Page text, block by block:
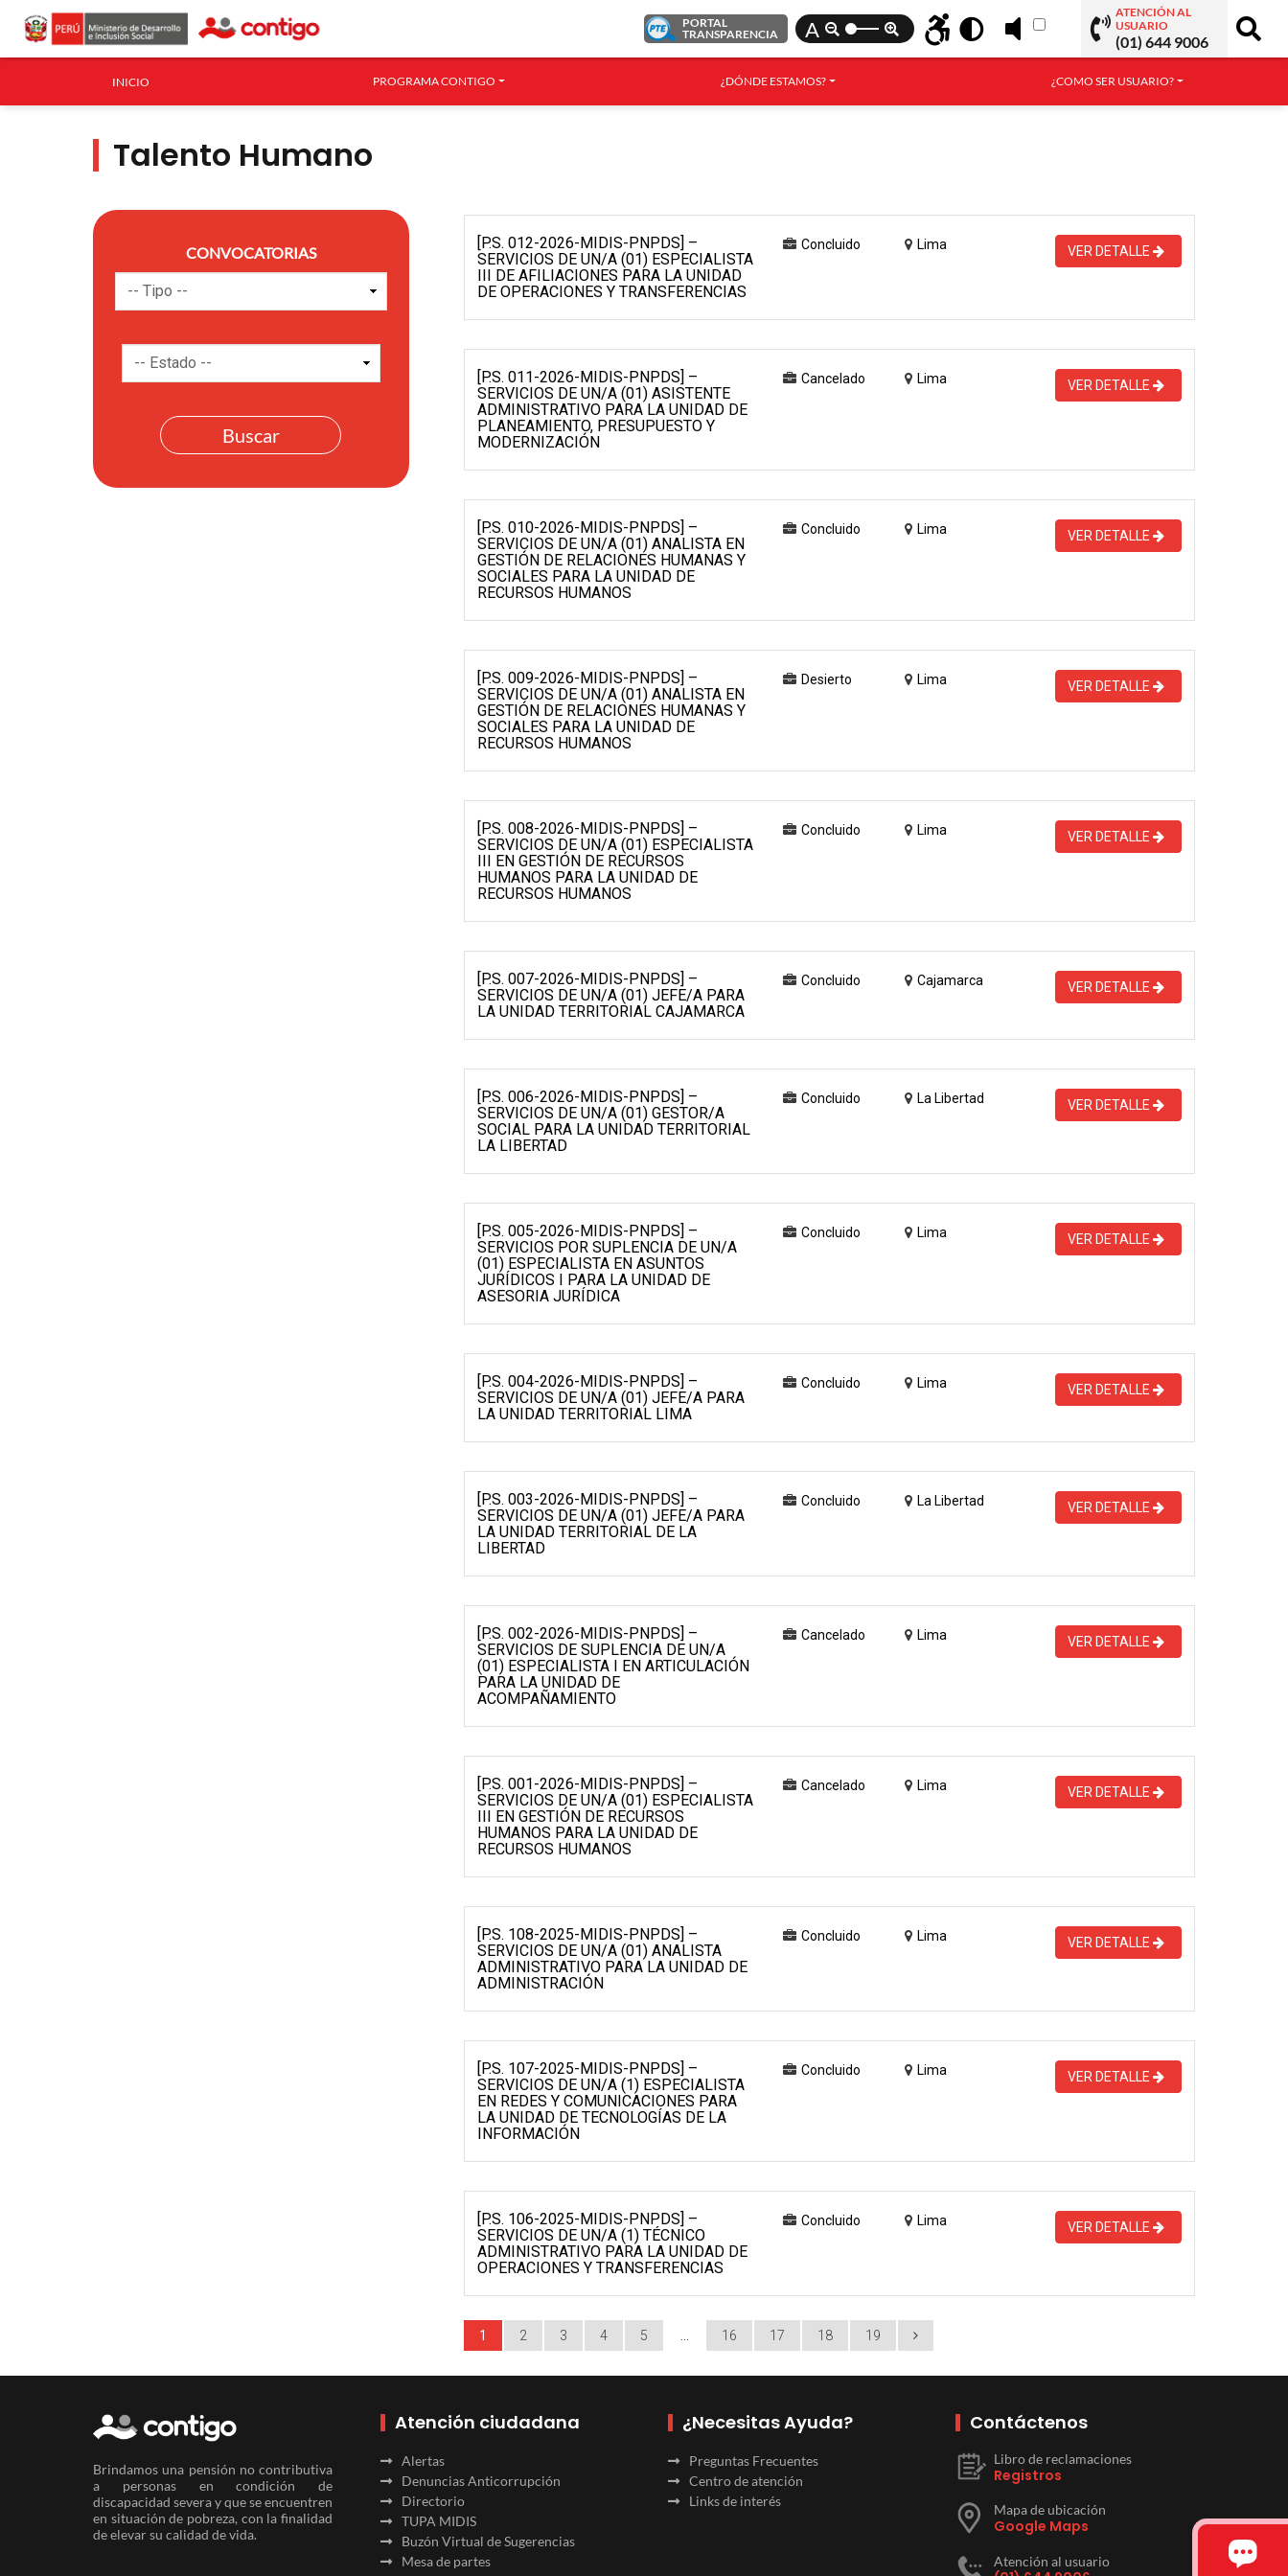
PORTAL
TRANSPARENCIA
A
ATENCIÓN AL
USUARIO
(01) 644 9006
INICIO PROGRAMA CONTIGO ¿DÓNDE ESTAMOS? ¿COMO SER USUARIO?
Talento Humano
CONVOCATORIAS
[P.S. 012-2026-MIDIS-PNPDS] –
SERVICIOS DE UN/A (01) ESPECIALISTA
III DE AFILIACIONES PARA LA UNIDAD
DE OPERACIONES Y TRANSFERENCIAS
Concluido Lima VER DETALLE
[P.S. 011-2026-MIDIS-PNPDS] –
SERVICIOS DE UN/A (01) ASISTENTE
ADMINISTRATIVO PARA LA UNIDAD DE
PLANEAMIENTO, PRESUPUESTO Y
MODERNIZACIÓN
Cancelado Lima VER DETALLE
[P.S. 010-2026-MIDIS-PNPDS] –
SERVICIOS DE UN/A (01) ANALISTA EN
GESTIÓN DE RELACIONES HUMANAS Y
SOCIALES PARA LA UNIDAD DE
RECURSOS HUMANOS
Concluido Lima VER DETALLE
[P.S. 009-2026-MIDIS-PNPDS] –
SERVICIOS DE UN/A (01) ANALISTA EN
GESTIÓN DE RELACIONES HUMANAS Y
SOCIALES PARA LA UNIDAD DE
RECURSOS HUMANOS
Desierto Lima VER DETALLE
[P.S. 008-2026-MIDIS-PNPDS] –
SERVICIOS DE UN/A (01) ESPECIALISTA
III EN GESTIÓN DE RECURSOS
HUMANOS PARA LA UNIDAD DE
RECURSOS HUMANOS
Concluido Lima VER DETALLE
[P.S. 007-2026-MIDIS-PNPDS] –
SERVICIOS DE UN/A (01) JEFE/A PARA
LA UNIDAD TERRITORIAL CAJAMARCA
Concluido Cajamarca VER DETALLE
[P.S. 006-2026-MIDIS-PNPDS] –
SERVICIOS DE UN/A (01) GESTOR/A
SOCIAL PARA LA UNIDAD TERRITORIAL
LA LIBERTAD
Concluido La Libertad VER DETALLE
[P.S. 005-2026-MIDIS-PNPDS] –
SERVICIOS POR SUPLENCIA DE UN/A
(01) ESPECIALISTA EN ASUNTOS
JURÍDICOS I PARA LA UNIDAD DE
ASESORIA JURÍDICA
Concluido Lima VER DETALLE
[P.S. 004-2026-MIDIS-PNPDS] –
SERVICIOS DE UN/A (01) JEFE/A PARA
LA UNIDAD TERRITORIAL LIMA
Concluido Lima VER DETALLE
[P.S. 003-2026-MIDIS-PNPDS] –
SERVICIOS DE UN/A (01) JEFE/A PARA
LA UNIDAD TERRITORIAL DE LA
LIBERTAD
Concluido La Libertad VER DETALLE
[P.S. 002-2026-MIDIS-PNPDS] –
SERVICIOS DE SUPLENCIA DE UN/A
(01) ESPECIALISTA I EN ARTICULACIÓN
PARA LA UNIDAD DE
ACOMPAÑAMIENTO
Cancelado Lima VER DETALLE
[P.S. 001-2026-MIDIS-PNPDS] –
SERVICIOS DE UN/A (01) ESPECIALISTA
III EN GESTIÓN DE RECURSOS
HUMANOS PARA LA UNIDAD DE
RECURSOS HUMANOS
Cancelado Lima VER DETALLE
[P.S. 108-2025-MIDIS-PNPDS] –
SERVICIOS DE UN/A (01) ANALISTA
ADMINISTRATIVO PARA LA UNIDAD DE
ADMINISTRACIÓN
Concluido Lima VER DETALLE
[P.S. 107-2025-MIDIS-PNPDS] –
SERVICIOS DE UN/A (1) ESPECIALISTA
EN REDES Y COMUNICACIONES PARA
LA UNIDAD DE TECNOLOGÍAS DE LA
INFORMACIÓN
Concluido Lima VER DETALLE
[P.S. 106-2025-MIDIS-PNPDS] –
SERVICIOS DE UN/A (1) TÉCNICO
ADMINISTRATIVO PARA LA UNIDAD DE
OPERACIONES Y TRANSFERENCIAS
Concluido Lima VER DETALLE
1 2 3 4 5 16 17 18 19
Brindamos una pensión no contributiva
a personas en condición de
discapacidad severa y que se encuentren
en situación de pobreza, con la finalidad
de elevar su calidad de vida.
Atención ciudadana
Alertas
Denuncias Anticorrupción
Directorio
TUPA MIDIS
Buzón Virtual de Sugerencias
Mesa de partes
¿Necesitas Ayuda?
Preguntas Frecuentes
Centro de atención
Links de interés
Contáctenos
Libro de reclamaciones
Registros
Mapa de ubicación
Google Maps
Atención al usuario